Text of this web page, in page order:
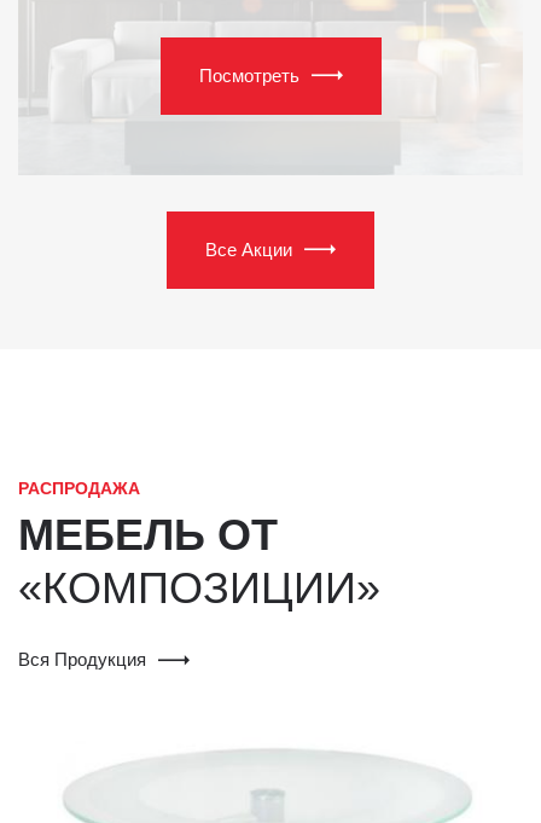
Посмотреть
Все Акции
РАСПРОДАЖА
МЕБЕЛЬ ОТ
«КОМПОЗИЦИИ»
Вся Продукция